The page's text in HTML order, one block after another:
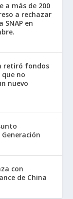
a más de 200
a rechazar
en
retiró fondos
no
nuevo
con
de China